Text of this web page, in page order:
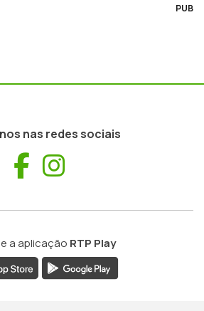
PUB
nas redes sociais
Facebook
a aplicação RTP Play